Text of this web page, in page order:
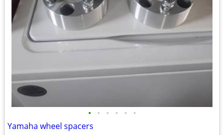
• • • • • •
Yamaha wheel spacers